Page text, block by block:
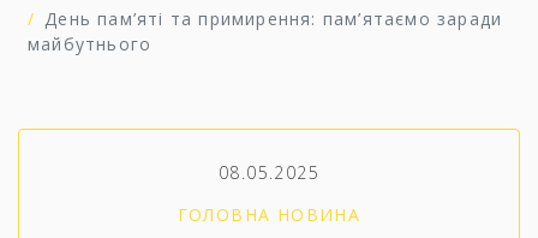
День пам’яті та примирення: пам’ятаємо заради
майбутнього
08.05.2025
ГОЛОВНА НОВИНА